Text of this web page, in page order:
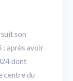
son
: après avoir
dont
centre du